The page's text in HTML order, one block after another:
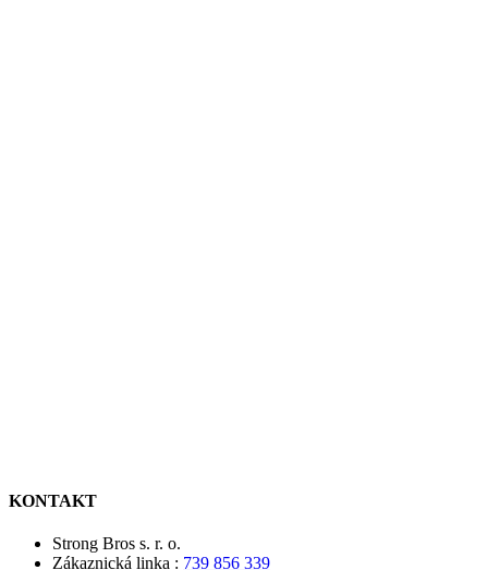
KONTAKT
Strong Bros s. r. o.
Zákaznická linka : 739 856 339